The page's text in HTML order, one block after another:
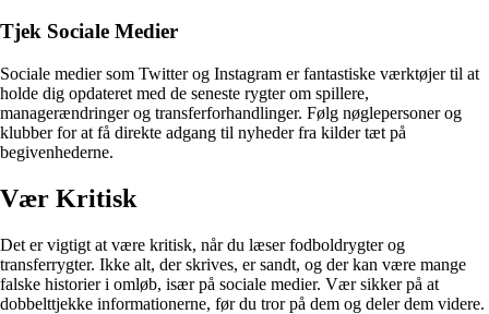
Tjek Sociale Medier
Sociale medier som Twitter og Instagram er fantastiske værktøjer til at
holde dig opdateret med de seneste rygter om spillere,
managerændringer og transferforhandlinger. Følg nøglepersoner og
klubber for at få direkte adgang til nyheder fra kilder tæt på
begivenhederne.
Vær Kritisk
Det er vigtigt at være kritisk, når du læser fodboldrygter og
transferrygter. Ikke alt, der skrives, er sandt, og der kan være mange
falske historier i omløb, især på sociale medier. Vær sikker på at
dobbelttjekke informationerne, før du tror på dem og deler dem videre.